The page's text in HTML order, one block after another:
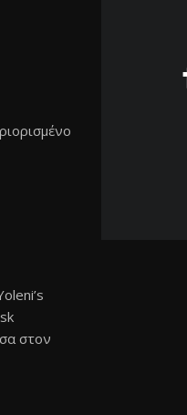
στον